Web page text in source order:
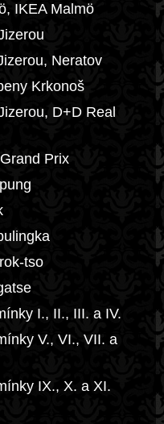
IKEA Malmö
Neratov
Krkonoš
D+D Real
Prix
tso
I., II., III. a IV.
V., VI., VII. a
IX., X. a XI.